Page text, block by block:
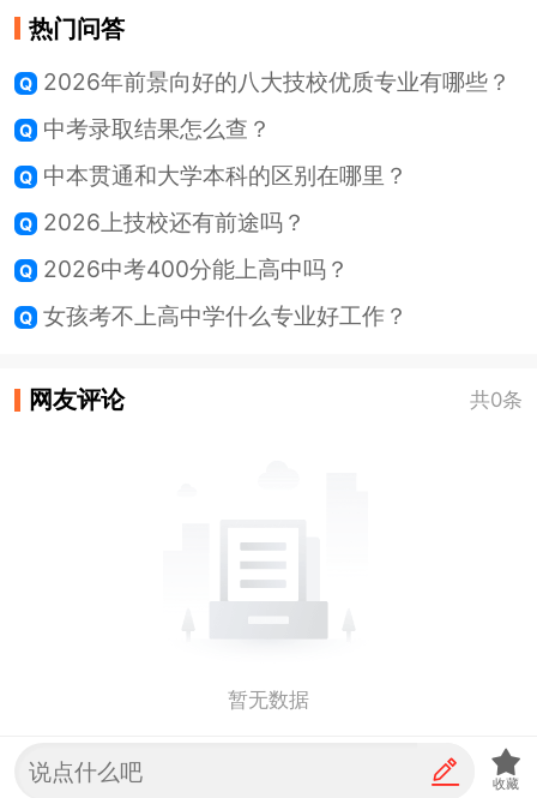
热门问答
2026年前景向好的八大技校优质专业有哪些？
中考录取结果怎么查？
中本贯通和大学本科的区别在哪里？
2026上技校还有前途吗？
2026中考400分能上高中吗？
女孩考不上高中学什么专业好工作？
网友评论 共0条
暂无数据
收藏